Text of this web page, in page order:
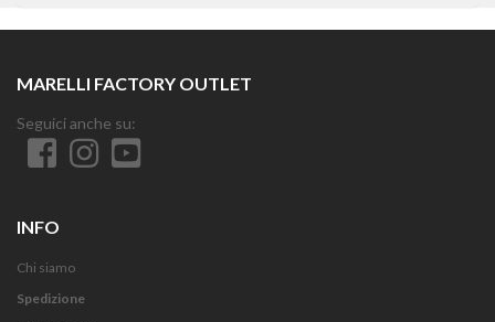
MARELLI FACTORY OUTLET
Seguici anche su:
INFO
Chi siamo
Spedizione